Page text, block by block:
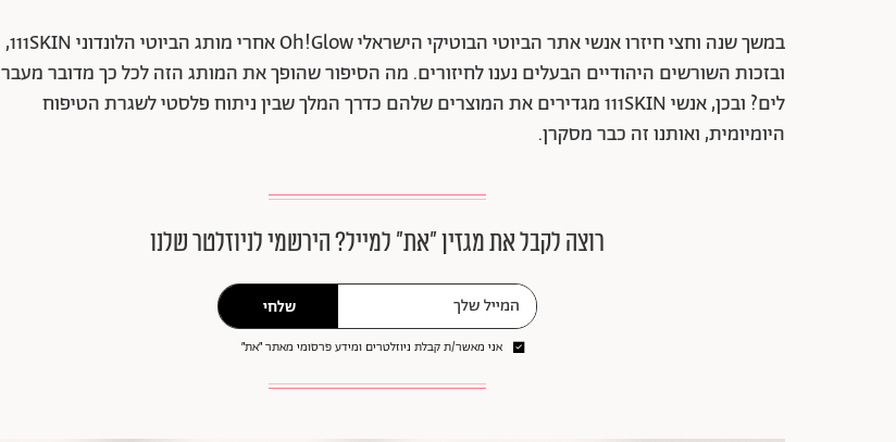
במשך שנה וחצי חיזרו אנשי אתר הביוטי הבוטיקי הישראלי Oh!Glow אחרי מותג הביוטי הלונדוני 111SKIN,
ובזכות השורשים היהודיים הבעלים נענו לחיזורים. מה הסיפור שהופך את המותג הזה לכל כך מדובר מעבר
לים? ובכן, אנשי 111SKIN מגדירים את המוצרים שלהם כדרך המלך שבין ניתוח פלסטי לשגרת הטיפוח
היומיומית, ואותנו זה כבר מסקרן.
רוצה לקבל את מגזין ״את״ למייל? הירשמי לניוזלטר שלנו
שלחי
אני מאשר/ת קבלת ניוזלטרים ומידע פרסומי מאתר ״את״